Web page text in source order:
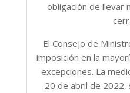
obligación de llevar
El Consejo de
imposición en la
excepciones. La
20 de abril de 2022,